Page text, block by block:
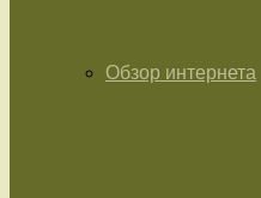
Обзор интернета